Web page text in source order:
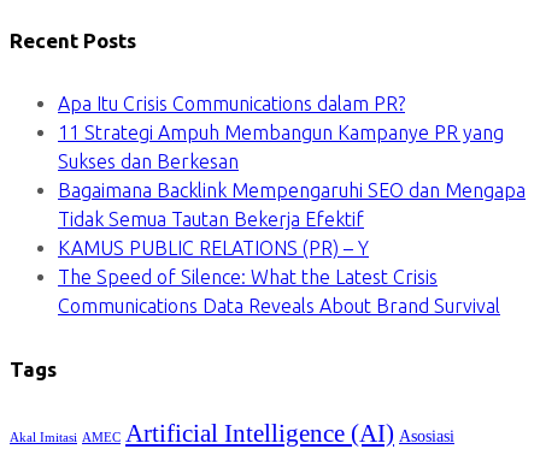
Recent Posts
Apa Itu Crisis Communications dalam PR?
11 Strategi Ampuh Membangun Kampanye PR yang
Sukses dan Berkesan
Bagaimana Backlink Mempengaruhi SEO dan Mengapa
Tidak Semua Tautan Bekerja Efektif
KAMUS PUBLIC RELATIONS (PR) – Y
The Speed of Silence: What the Latest Crisis
Communications Data Reveals About Brand Survival
Tags
Akal Imitasi AMEC Artificial Intelligence (AI) Asosiasi